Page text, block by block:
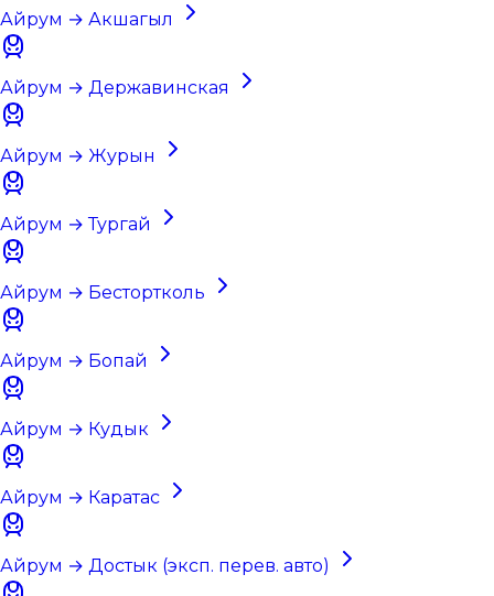
Айрум → Акшагыл
Айрум → Державинская
Айрум → Журын
Айрум → Тургай
Айрум → Бестортколь
Айрум → Бопай
Айрум → Кудык
Айрум → Каратас
Айрум → Достык (эксп. перев. авто)